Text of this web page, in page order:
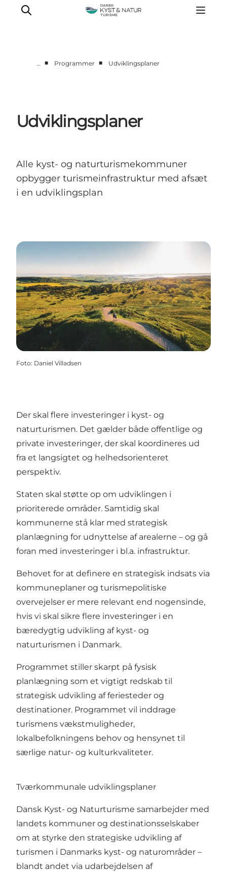
Vidensbank
Om os
… ■ Programmer ■ Udviklingsplaner
Udviklingsplaner
Alle kyst- og naturturismekommuner
opbygger turismeinfrastruktur med afsæt
i en udviklingsplan
Foto: Daniel Villadsen
Der skal flere investeringer i kyst- og
naturturismen. Det gælder både offentlige og
private investeringer, der skal koordineres ud
fra et langsigtet og helhedsorienteret
perspektiv.
Staten skal støtte op om udviklingen i
prioriterede områder. Samtidig skal
kommunerne stå klar med strategisk
planlægning for udnyttelse af arealerne – og gå
foran med investeringer i bl.a. infrastruktur.
Behovet for at definere en strategisk indsats via
kommuneplaner og turismepolitiske
overvejelser er mere relevant end nogensinde,
hvis vi skal sikre flere investeringer i en
bæredygtig udvikling af kyst- og
naturturismen i Danmark.
Programmet stiller skarpt på fysisk
planlægning som et vigtigt redskab til
strategisk udvikling af feriesteder og
destinationer. Programmet vil inddrage
turismens vækstmuligheder,
lokalbefolkningens behov og hensynet til
særlige natur- og kulturkvaliteter.
Tværkommunale udviklingsplaner
Dansk Kyst- og Naturturisme samarbejder med
landets kommuner og destinationsselskaber
om at styrke den strategiske udvikling af
turismen i Danmarks kyst- og naturområder –
blandt andet via udarbejdelsen af